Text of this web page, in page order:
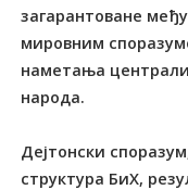
загарантоване
мировним
наметања
народа.
Дејтонски
структура БиХ,